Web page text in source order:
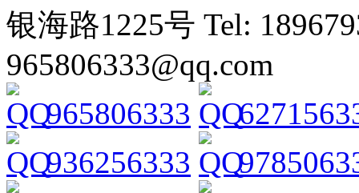
银海路1225号 Tel:
965806333@qq.com
965806333
936256333